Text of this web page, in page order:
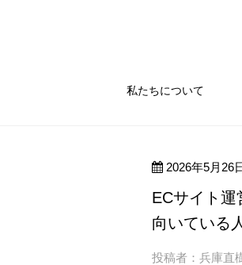
私たちについて
2026年5月26
ECサイト運
向いている
投稿者：兵庫直